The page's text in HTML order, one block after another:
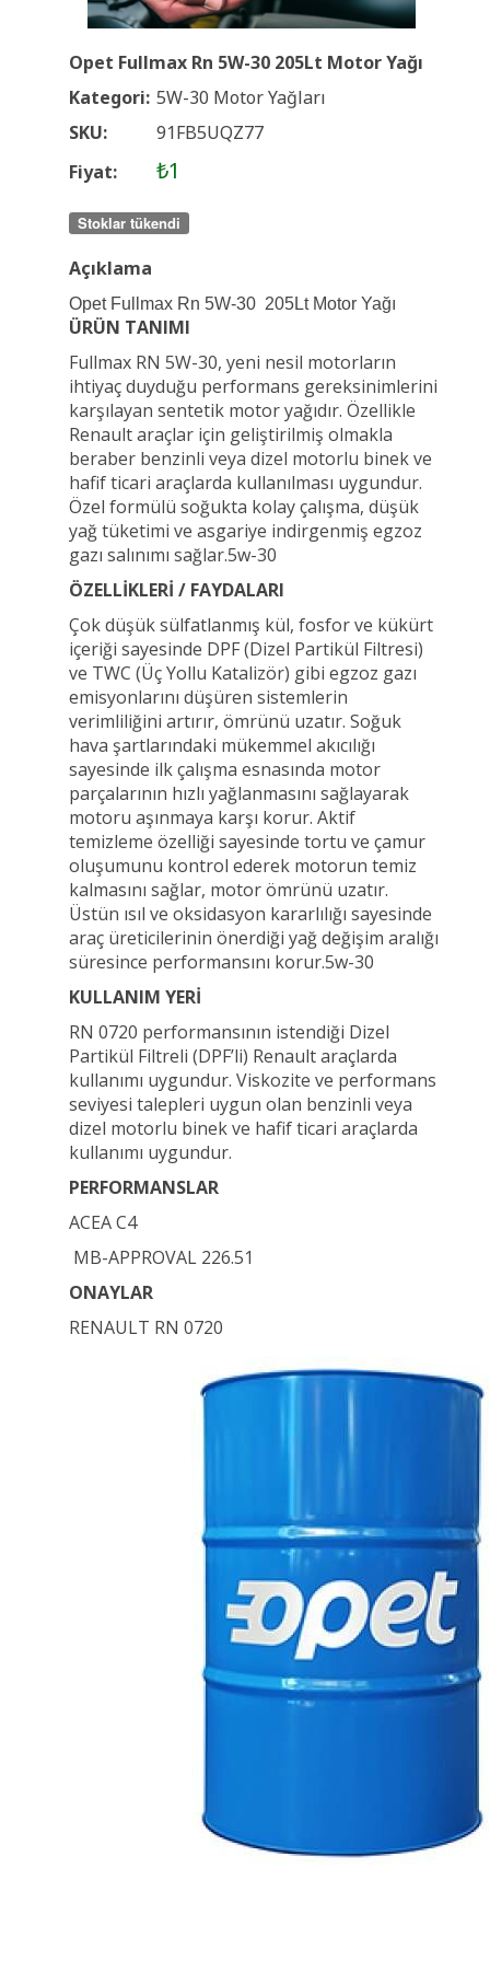
Opet Fullmax Rn 5W-30 205Lt Motor Yağı
Kategori: 5W-30 Motor Yağları
SKU:
91FB5UQZ77
Fiyat:
₺1
Stoklar tükendi
Açıklama
Opet Fullmax Rn 5W-30 205Lt Motor Yağı
ÜRÜN TANIMI
Fullmax RN 5W-30, yeni nesil motorların
ihtiyaç duyduğu performans gereksinimlerini
karşılayan sentetik motor yağıdır. Özellikle
Renault araçlar için geliştirilmiş olmakla
beraber benzinli veya dizel motorlu binek ve
hafif ticari araçlarda kullanılması uygundur.
Özel formülü soğukta kolay çalışma, düşük
yağ tüketimi ve asgariye indirgenmiş egzoz
gazı salınımı sağlar.5w-30
ÖZELLİKLERİ / FAYDALARI
Çok düşük sülfatlanmış kül, fosfor ve kükürt
içeriği sayesinde DPF (Dizel Partikül Filtresi)
ve TWC (Üç Yollu Katalizör) gibi egzoz gazı
emisyonlarını düşüren sistemlerin
verimliliğini artırır, ömrünü uzatır. Soğuk
hava şartlarındaki mükemmel akıcılığı
sayesinde ilk çalışma esnasında motor
parçalarının hızlı yağlanmasını sağlayarak
motoru aşınmaya karşı korur. Aktif
temizleme özelliği sayesinde tortu ve çamur
oluşumunu kontrol ederek motorun temiz
kalmasını sağlar, motor ömrünü uzatır.
Üstün ısıl ve oksidasyon kararlılığı sayesinde
araç üreticilerinin önerdiği yağ değişim aralığı
süresince performansını korur.5w-30
KULLANIM YERİ
RN 0720 performansının istendiği Dizel
Partikül Filtreli (DPF’li) Renault araçlarda
kullanımı uygundur. Viskozite ve performans
seviyesi talepleri uygun olan benzinli veya
dizel motorlu binek ve hafif ticari araçlarda
kullanımı uygundur.
PERFORMANSLAR
ACEA C4
MB-APPROVAL 226.51
ONAYLAR
RENAULT RN 0720